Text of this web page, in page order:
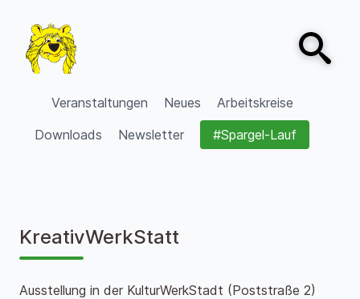
VVV Burgdorf
Veranstaltungen Neues
Arbeitskreise
Downloads
Newsletter #Spargel-Lauf
Open
KreativWerkStatt
Ausstellung in der KulturWerkStadt (Poststraße 2)